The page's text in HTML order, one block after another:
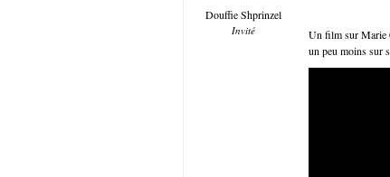
Douffie Shprinzel
Invité
Un film sur Marie
un peu moins sur